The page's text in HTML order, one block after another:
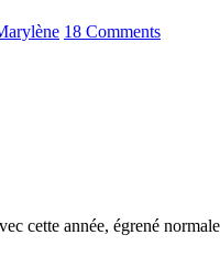
18 Comments
cette année, égrené